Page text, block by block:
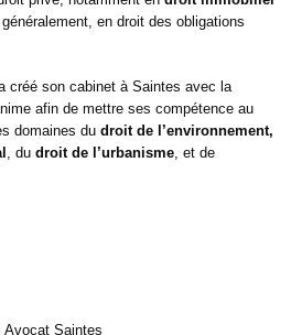
en droit des obligations
créé son cabinet à Saintes avec la
afin de mettre ses compétence au
domaines du droit de l’environnement,
, du droit de l’urbanisme, et de